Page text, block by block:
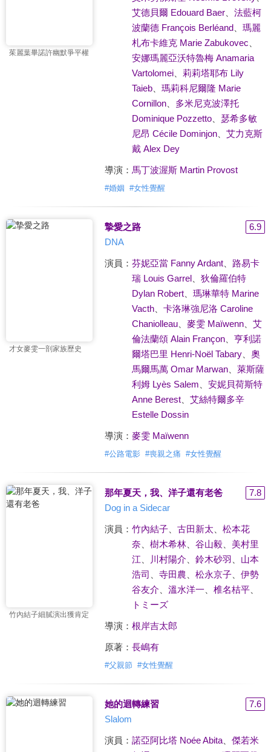
茱麗葉畢諾許幽默爭平權
艾德貝爾 Edouard Baer、 法藍柯
波蘭德 François Berléand、 瑪麗
札布卡維克 Marie Zabukovec
安娜瑪麗亞沃特魯梅 Anamaria
Vartolomei、 莉莉塔耶布 Lily
Taieb、 瑪莉科尼爾隆 Marie
Cornillon、 多米尼克波澤托
Dominique Pozzetto、 瑟希多敏
尼昂 Cécile Dominjon、 艾力克斯
戴 Alex Dey
導演： 馬丁波渥斯 Martin Provost
#婚姻 #女性覺醒
才女麥雯一剖家族歷史
摯愛之路
6.9
DNA
演員： 芬妮亞當 Fanny Ardant、 路易卡
瑞 Louis Garrel、 狄倫羅伯特
Dylan Robert、 瑪琳華特 Marine
Vacth、 卡洛琳強尼洛 Caroline
Chaniolleau、 麥雯 Maïwenn、 艾
倫法蘭頌 Alain Françon、 亨利諾
爾塔巴里 Henri-Noël Tabary、 奧
馬爾馬萬 Omar Marwan、 萊斯薩
利姆 Lyès Salem
安妮貝荷斯特
Anne Berest、 艾絲特爾多辛
Estelle Dossin
導演： 麥雯 Maïwenn
#公路電影 #喪親之痛 #女性覺醒
竹內結子細膩演出獲肯定
那年夏天，我、洋子還有老爸
7.8
Dog in a Sidecar
演員： 竹內結子、 古田新太
松本花
奈
樹木希林、 谷山毅、 美村里
江
川村陽介 鈴木砂羽
山本
浩司
寺田農 松永京子、 伊勢
谷友介
溫水洋一 椎名桔平、
トミーズ
導演： 根岸吉太郎
原著： 長嶋有
#父親節 #女性覺醒
她的迴轉練習
7.6
Slalom
演員： 諾亞阿比塔 Noée Abita、 傑若米